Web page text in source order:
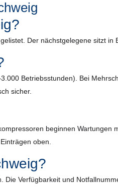
Der nächstgelegene sitzt in
Betriebsstunden). Bei
sicher.
beginnen Wartungen
oben.
Verfügbarkeit und